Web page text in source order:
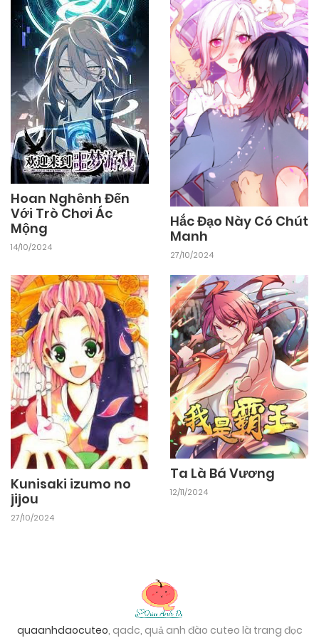
Chapter 2 03/11/2024
Chapter 1 03/11/2024
Hoan Nghênh Đến
Với Trò Chơi Ác
Mộng
14/10/2024
Hắc Đạo Này Có Chút
Manh
27/10/2024
Kunisaki izumo no
jijou
27/10/2024
Ta Là Bá Vương
12/11/2024
quaanhdaocuteo, qadc, quả anh đào cuteo là trang đọc